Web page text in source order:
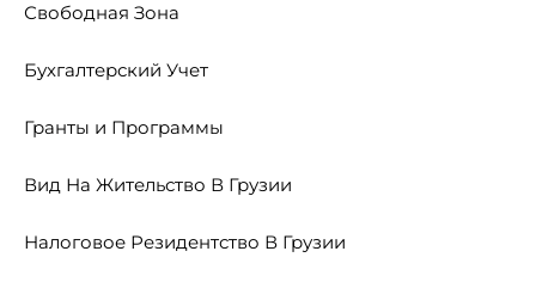
Свободная Зона
Бухгалтерский Учет
Гранты и Программы
Вид На Жительство В Грузии
Налоговое Резидентство В Грузии